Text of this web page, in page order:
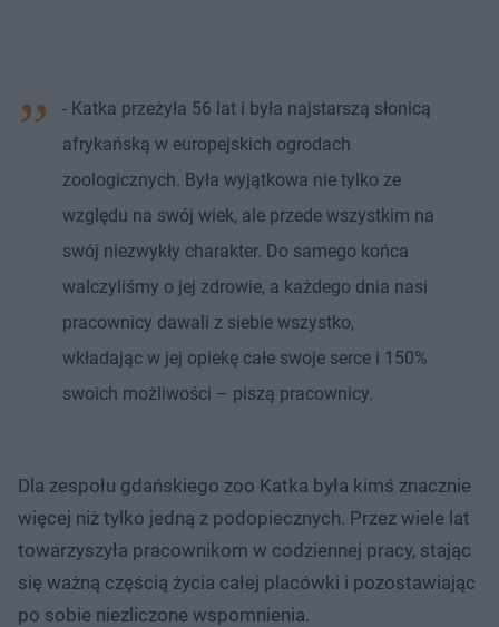
- Katka przeżyła 56 lat i była najstarszą słonicą
afrykańską w europejskich ogrodach
zoologicznych. Była wyjątkowa nie tylko ze
względu na swój wiek, ale przede wszystkim na
swój niezwykły charakter. Do samego końca
walczyliśmy o jej zdrowie, a każdego dnia nasi
pracownicy dawali z siebie wszystko,
wkładając w jej opiekę całe swoje serce i 150%
swoich możliwości – piszą pracownicy.
Dla zespołu gdańskiego zoo Katka była kimś znacznie
więcej niż tylko jedną z podopiecznych. Przez wiele lat
towarzyszyła pracownikom w codziennej pracy, stając
się ważną częścią życia całej placówki i pozostawiając
po sobie niezliczone wspomnienia.